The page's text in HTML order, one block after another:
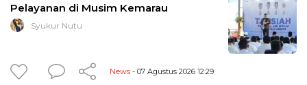
Pelayanan di Musim Kemarau
Syukur Nutu
News - 07 Agustus 2026 12:29